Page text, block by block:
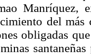
Manríquez,
del más
obligadas